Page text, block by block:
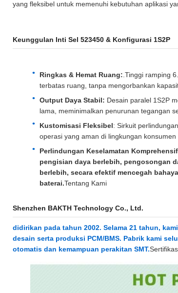
yang fleksibel untuk memenuhi kebutuhan aplikasi
Keunggulan Inti Sel 523450 & Konfigurasi 1S2P
Ringkas & Hemat Ruang: .Tinggi ramping
terbatas ruang, tanpa mengorbankan
Output Daya Stabil: Desain paralel 1S2P
lama, meminimalkan penurunan tegangan
Kustomisasi Fleksibel: Sirkuit
operasi yang aman di lingkungan konsumen
Perlindungan Keselamatan Komprehensif
pengisian daya berlebih, pengosongan
berlebih, secara efektif mencegah
baterai.Tentang Kami
Shenzhen BAKTH Technology Co., Ltd.
didirikan pada tahun 2002. Selama 21 tahun,
desain serta produksi PCM/BMS. Pabrik kami
otomatis dan kemampuan perakitan SMT.